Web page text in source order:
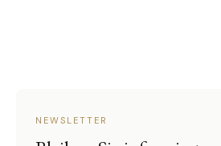
NEWSLETTER